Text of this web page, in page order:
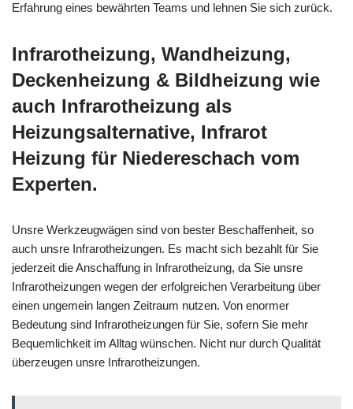
Erfahrung eines bewährten Teams und lehnen Sie sich zurück.
Infrarotheizung, Wandheizung,
Deckenheizung & Bildheizung wie
auch Infrarotheizung als
Heizungsalternative, Infrarot
Heizung für Niedereschach vom
Experten.
Unsre Werkzeugwägen sind von bester Beschaffenheit, so
auch unsre Infrarotheizungen. Es macht sich bezahlt für Sie
jederzeit die Anschaffung in Infrarotheizung, da Sie unsre
Infrarotheizungen wegen der erfolgreichen Verarbeitung über
einen ungemein langen Zeitraum nutzen. Von enormer
Bedeutung sind Infrarotheizungen für Sie, sofern Sie mehr
Bequemlichkeit im Alltag wünschen. Nicht nur durch Qualität
überzeugen unsre Infrarotheizungen.